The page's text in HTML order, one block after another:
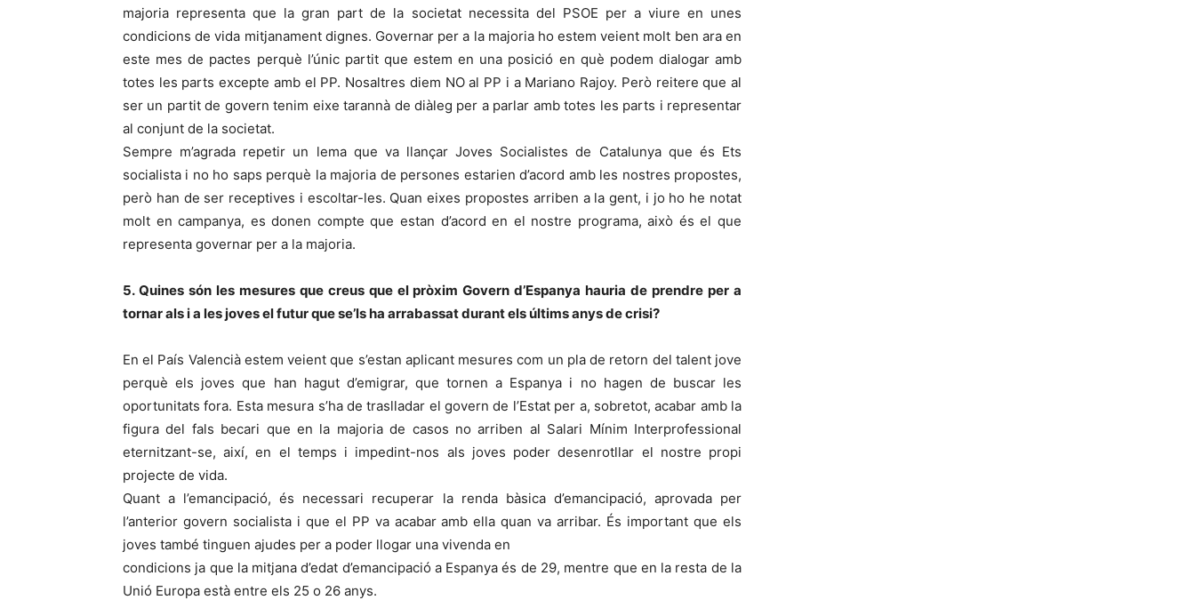
majoria representa que la gran part de la societat necessita del PSOE per a viure en unes
condicions de vida mitjanament dignes. Governar per a la majoria ho estem veient molt ben ara en
este mes de pactes perquè l’únic partit que estem en una posició en què podem dialogar amb
totes les parts excepte amb el PP. Nosaltres diem NO al PP i a Mariano Rajoy. Però reitere que al
ser un partit de govern tenim eixe tarannà de diàleg per a parlar amb totes les parts i representar
al conjunt de la societat.
Sempre m’agrada repetir un lema que va llançar Joves Socialistes de Catalunya que és Ets
socialista i no ho saps perquè la majoria de persones estarien d’acord amb les nostres propostes,
però han de ser receptives i escoltar-les. Quan eixes propostes arriben a la gent, i jo ho he notat
molt en campanya, es donen compte que estan d’acord en el nostre programa, això és el que
representa governar per a la majoria.
5. Quines són les mesures que creus que el pròxim Govern d’Espanya hauria de prendre per a
tornar als i a les joves el futur que se’ls ha arrabassat durant els últims anys de crisi?
En el País Valencià estem veient que s’estan aplicant mesures com un pla de retorn del talent jove
perquè els joves que han hagut d’emigrar, que tornen a Espanya i no hagen de buscar les
oportunitats fora. Esta mesura s’ha de traslladar el govern de l’Estat per a, sobretot, acabar amb la
figura del fals becari que en la majoria de casos no arriben al Salari Mínim Interprofessional
eternitzant-se, així, en el temps i impedint-nos als joves poder desenrotllar el nostre propi
projecte de vida.
Quant a l’emancipació, és necessari recuperar la renda bàsica d’emancipació, aprovada per
l’anterior govern socialista i que el PP va acabar amb ella quan va arribar. És important que els
joves també tinguen ajudes per a poder llogar una vivenda en
condicions ja que la mitjana d’edat d’emancipació a Espanya és de 29, mentre que en la resta de la
Unió Europa està entre els 25 o 26 anys.